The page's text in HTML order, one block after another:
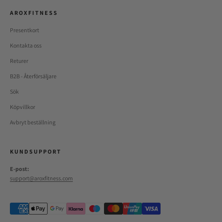
A R O X F I T N E S S
Presentkort
Kontakta oss
Returer
B2B - Återförsäljare
Sök
Köpvillkor
Avbryt beställning
K U N D S U P P O R T
E-post:
support@aroxfitness.com